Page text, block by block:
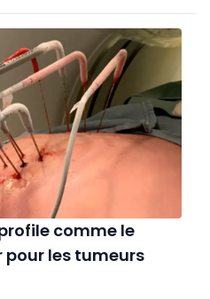
peu intégrés
comme le
les tumeurs